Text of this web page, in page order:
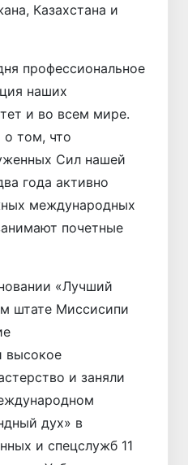
Казахстана и
профессиональное
наших
и во всем мире.
о том, что
Сил нашей
года активно
международных
почетные
«Лучший
штате Миссисипи
высокое
и заняли
дух» в
и спецслужб 11